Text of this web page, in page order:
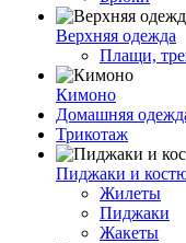
Верхняя одежда
Плащи,
Кимоно
Домашняя
Трикотаж
Пиджаки и
Жилеты
Пиджаки
Жакеты